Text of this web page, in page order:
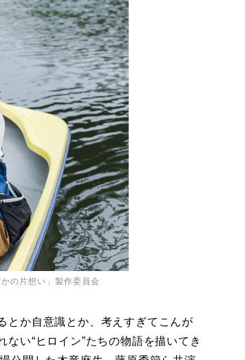
の片想い」製作委員会
とか自意識とか、考えすぎてこんが
い“ヒロイン”たちの物語を描いてき